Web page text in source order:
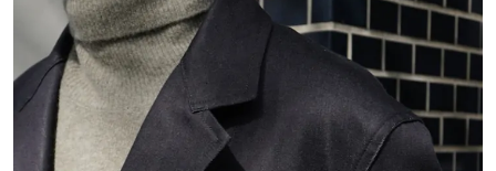
#MONTHLY JOURNAL #ESSENTIAL DESIGNS
#NEW VINTAGE #古着サミット
#マイナーグッド図鑑 #フイナムのYouTube
#Commune H #FOCUS IT #AH.H
#ととけん #FASHION #MOVIE